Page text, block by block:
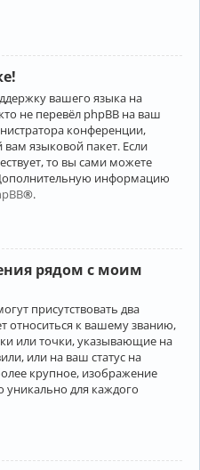
вашего языка на
не перевёл phpBB на ваш
конференции,
языковой пакет. Если
то вы сами можете
информацию
®.
рядом с моим
присутствовать два
относиться к вашему званию,
или точки, указывающие на
или на ваш статус на
крупное, изображение
уникально для каждого